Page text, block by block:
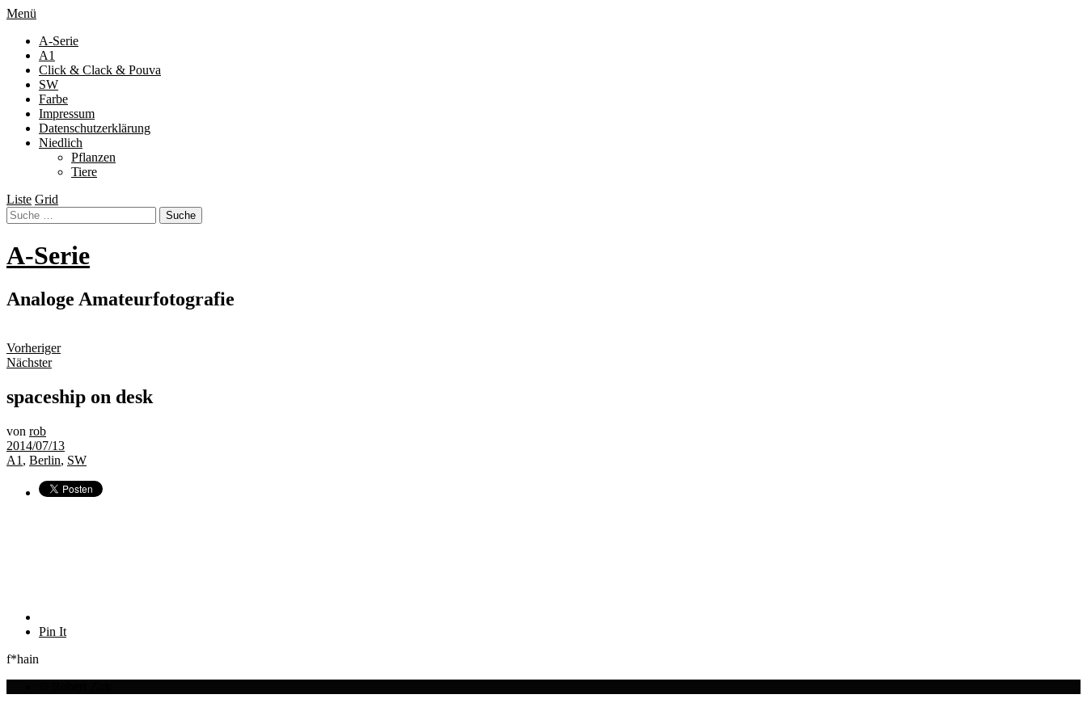
Menü
A-Serie
A1
Click & Clack & Pouva
SW
Farbe
Impressum
Datenschutzerklärung
Niedlich
Pflanzen
Tiere
Liste Grid
A-Serie
Analoge Amateurfotografie
Vorheriger
Nächster
spaceship on desk
von rob
2014/07/13
A1 , Berlin, SW
Pin It
f*hain